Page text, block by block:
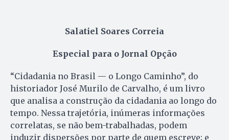
Salatiel Soares Correia
Especial para o Jornal Opção
“Cidadania no Brasil — o Longo Caminho”, do
historiador José Murilo de Carvalho, é um livro
que analisa a construção da cidadania ao longo do
tempo. Nessa trajetória, inúmeras informações
correlatas, se não bem-trabalhadas, podem
induzir dispersões por parte de quem escreve; e